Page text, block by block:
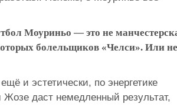
Моуриньо — это не
болельщиков «Челси». Или
и эстетически, по энергетике
Жозе даст немедленный результат,